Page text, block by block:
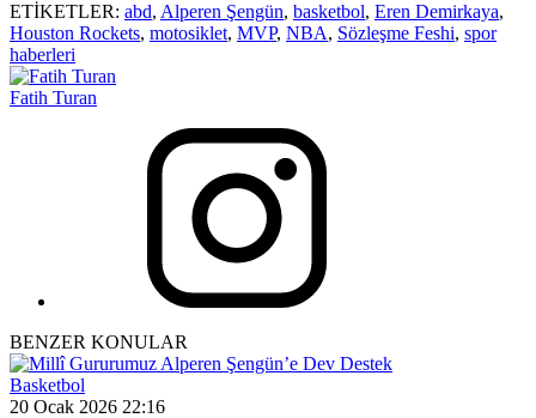
ETİKETLER: abd, Alperen Şengün, basketbol, Eren Demirkaya,
Houston Rockets, motosiklet, MVP, NBA, Sözleşme Feshi, spor
haberleri
Fatih Turan
BENZER KONULAR
Basketbol
20 Ocak 2026 22:16